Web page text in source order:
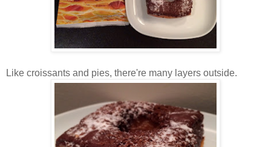
Like croissants and pies, there're many layers outside.